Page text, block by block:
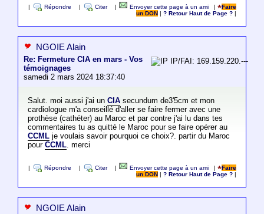
Répondre Citer Envoyer cette page à un ami |
Faire
un DON
|? Retour Haut de Page ?
NGOIE Alain
Re: Fermeture CIA en mars - Vos
témoignages
samedi 2 mars 2024 18:37:40
IP/FAI: 169.159.220.---
Salut. moi aussi j'ai un CIAsecundum de3'5cm et mon
cardiologue m'a conseillé d'aller se faire fermer avec une
prothèse (cathéter) au Maroc et par contre j'ai lu dans tes
commentaires tu as quitté le Maroc pour se faire opérer au
CCMLje voulais savoir pourquoi ce choix?. partir du Maroc
pour CCML. merci
Répondre Citer Envoyer cette page à un ami |
Faire
un DON
|? Retour Haut de Page ?
NGOIE Alain